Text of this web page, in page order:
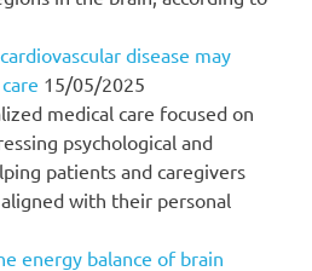
disease may
15/05/2025
medical care focused on
psychological and
patients and caregivers
with their personal
energy balance of brain